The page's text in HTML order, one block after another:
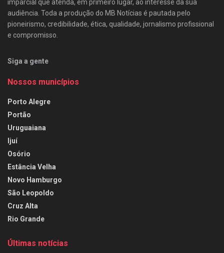
imparcial que atenda, em primeiro lugar, ao interesse da sua
audiência. Toda a produção do MB Notícias é pautada pelo
pioneirismo, credibilidade, ética, qualidade, jornalismo profissional
e compromisso.
Siga a gente
Nossos municípios
Porto Alegre
Portão
Uruguaiana
Ijuí
Osório
Estância Velha
Novo Hamburgo
São Leopoldo
Cruz Alta
Rio Grande
Últimas notícias